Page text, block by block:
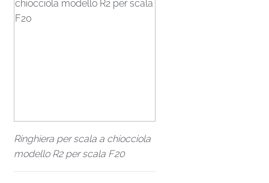
Ringhiera per scala a chiocciola
modello R2 per scala F20